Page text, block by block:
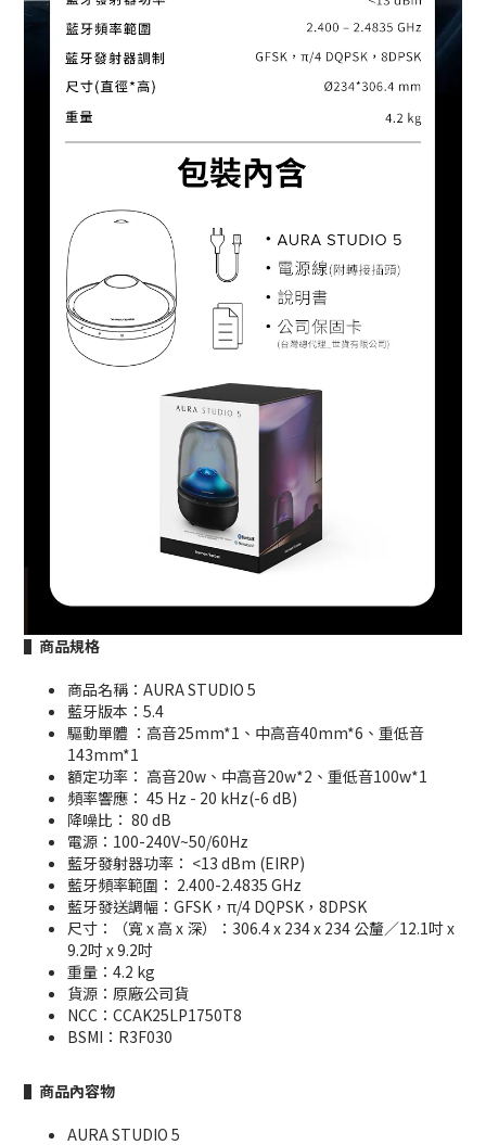
▌商品規格
商品名稱：AURA STUDIO 5
藍牙版本：5.4
驅動單體 ：高音25mm*1、中高音40mm*6、重低音
143mm*1
額定功率： 高音20w、中高音20w*2、重低音100w*1
頻率響應： 45 Hz - 20 kHz(-6 dB)
降噪比： 80 dB
電源：100-240V~50/60Hz
藍牙發射器功率： <13 dBm (EIRP)
藍牙頻率範圍： 2.400-2.4835 GHz
藍牙發送調幅：GFSK，π/4 DQPSK，8DPSK
尺寸：（寬 x 高 x 深）：306.4 x 234 x 234 公釐／12.1吋 x
9.2吋 x 9.2吋
重量：4.2 kg
貨源：原廠公司貨
NCC：CCAK25LP1750T8
BSMI：R3F030
▌商品內容物
AURA STUDIO 5